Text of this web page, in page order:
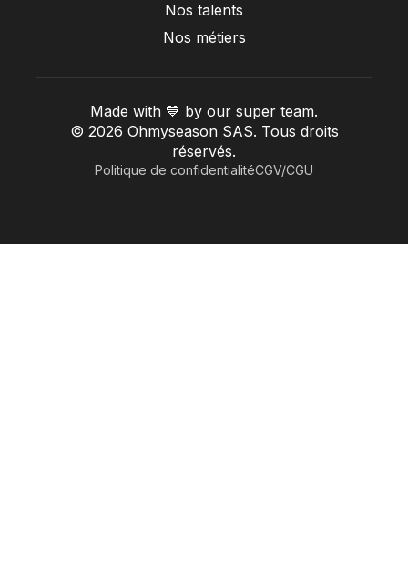
Nos talents
Nos métiers
Made with 💙 by our super team.
© 2026 Ohmyseason SAS. Tous droits
réservés.
Politique de confidentialitéCGV/CGU